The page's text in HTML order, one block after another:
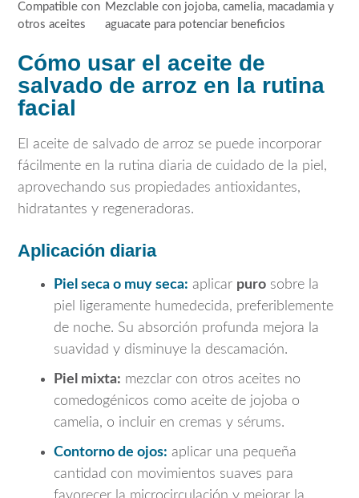
Compatible con
otros aceites
Mezclable con jojoba, camelia, macadamia y
aguacate para potenciar beneficios
Cómo usar el aceite de
salvado de arroz en la rutina
facial
El aceite de salvado de arroz se puede incorporar
fácilmente en la rutina diaria de cuidado de la piel,
aprovechando sus propiedades antioxidantes,
hidratantes y regeneradoras.
Aplicación diaria
Piel seca o muy seca: aplicar puro sobre la
piel ligeramente humedecida, preferiblemente
de noche. Su absorción profunda mejora la
suavidad y disminuye la descamación.
Piel mixta: mezclar con otros aceites no
comedogénicos como aceite de jojoba o
camelia, o incluir en cremas y sérums.
Contorno de ojos: aplicar una pequeña
cantidad con movimientos suaves para